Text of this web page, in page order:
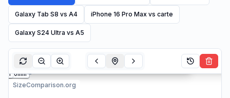
Galaxy Tab S8 vs A4 iPhone 16 Pro Max vs carte
Galaxy S24 Ultra vs A5
SizeComparison.org
0mm
20mm
40mm
60mm
80mm
100mm
120mm
140mm
160mm
180mm
200mm
220mm
240mm
260mm
280mm